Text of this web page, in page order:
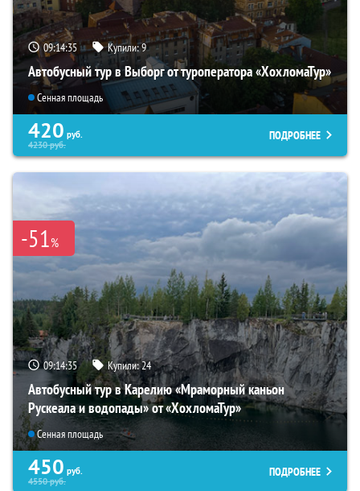
09:14:33 Купили:9
Автобусный тур в Выборг от туроператора «ХохломаТур»
Сенная площадь
420 руб.
4230руб.
ПОДРОБНЕЕ
-51%
09:14:33 Купили:24
Автобусный тур в Карелию «Мраморный каньон
Рускеала и водопады» от «ХохломаТур»
Сенная площадь
450 руб.
4550руб.
ПОДРОБНЕЕ